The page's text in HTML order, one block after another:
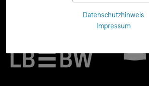
Datenschutzhinweis
Impressum